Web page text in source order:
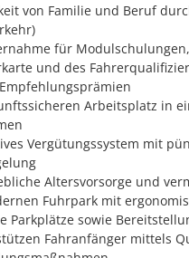
von Familie und Beruf
für
und des
Arbeitsplatz in
Vergütungssystem mit
Altersvorsorge und
Fuhrpark mit
Parkplätze sowie
Fahranfänger mittels